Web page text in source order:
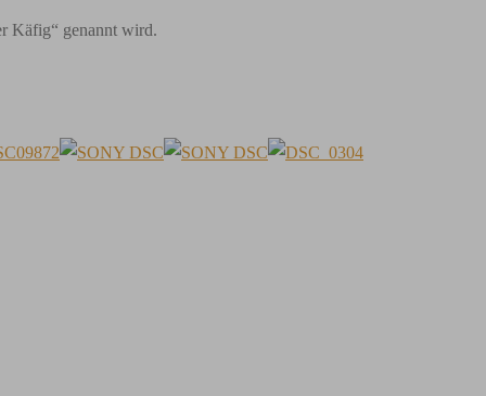
Käfig“ genannt wird.